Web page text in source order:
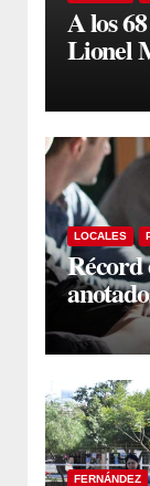
A los
Lionel
LOCALES
Récord
sin
FERNÁNDEZ